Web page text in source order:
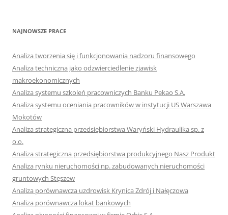
NAJNOWSZE PRACE
Analiza tworzenia się i funkcjonowania nadzoru finansowego
Analiza techniczna jako odzwierciedlenie zjawisk
makroekonomicznych
Analiza systemu szkoleń pracowniczych Banku Pekao S.A.
Analiza systemu oceniania pracowników w instytucji US Warszawa
Mokotów
Analiza strategiczna przedsiębiorstwa Waryński Hydraulika sp. z
o.o.
Analiza strategiczna przedsiębiorstwa produkcyjnego Nasz Produkt
Analiza rynku nieruchomości np. zabudowanych nieruchomości
gruntowych Stęszew
Analiza porównawcza uzdrowisk Krynica Zdrój i Nałęczowa
Analiza porównawcza lokat bankowych